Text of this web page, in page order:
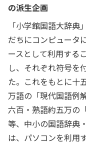
の派生企画
「小学館国語大辞
だちにコンピュータ
ースとして利用する
し、それぞれ符号を
た。これをもとに十
万語の「現代国語例
六百・熟語約五万の
等、中小の国語辞典
は、パソコンを利用